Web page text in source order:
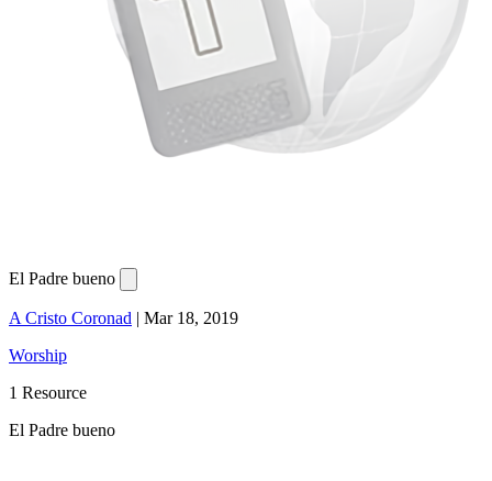
El Padre bueno
A Cristo Coronad | Mar 18, 2019
Worship
1 Resource
El Padre bueno